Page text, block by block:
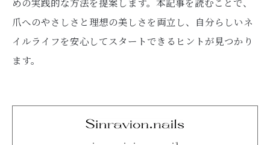
爪へのやさしさと理想の美しさを両立し、自分らしいネ
イルライフを安心してスタートできるヒントが見つかり
ます。